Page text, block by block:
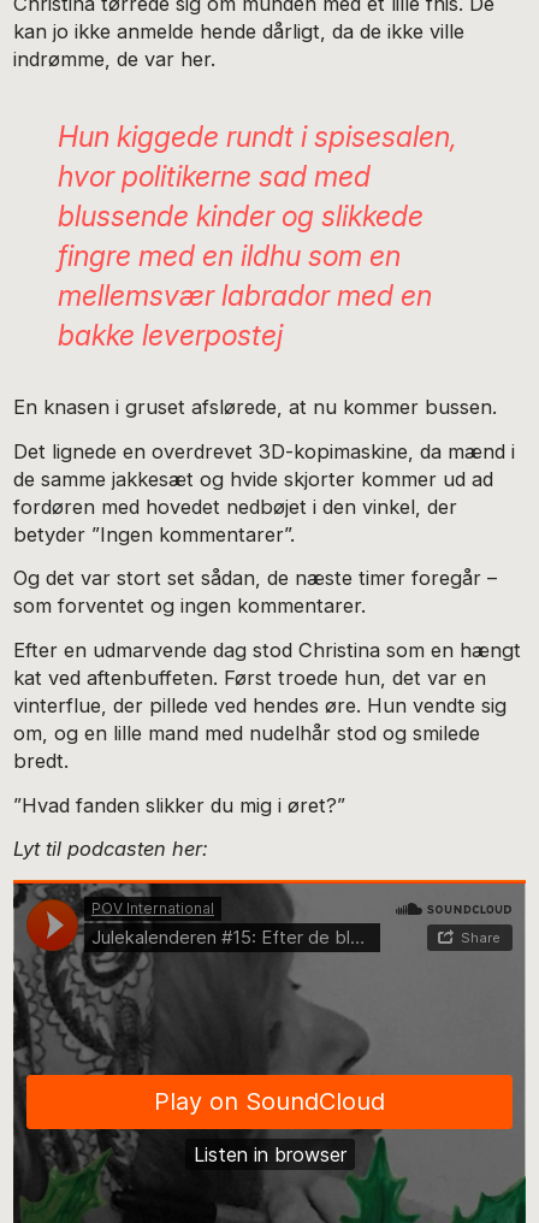
kan jo ikke anmelde hende dårligt, da de ikke ville
indrømme, de var her.
Hun kiggede rundt i spisesalen,
hvor politikerne sad med
blussende kinder og slikkede
fingre med en ildhu som en
mellemsvær labrador med en
bakke leverpostej
En knasen i gruset afslørede, at nu kommer bussen.
Det lignede en overdrevet 3D-kopimaskine, da mænd i
de samme jakkesæt og hvide skjorter kommer ud ad
fordøren med hovedet nedbøjet i den vinkel, der
betyder ”Ingen kommentarer”.
Og det var stort set sådan, de næste timer foregår –
som forventet og ingen kommentarer.
Efter en udmarvende dag stod Christina som en hængt
kat ved aftenbuffeten. Først troede hun, det var en
vinterflue, der pillede ved hendes øre. Hun vendte sig
om, og en lille mand med nudelhår stod og smilede
bredt.
”Hvad fanden slikker du mig i øret?”
Lyt til podcasten her: